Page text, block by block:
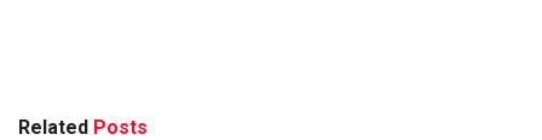
Related Posts